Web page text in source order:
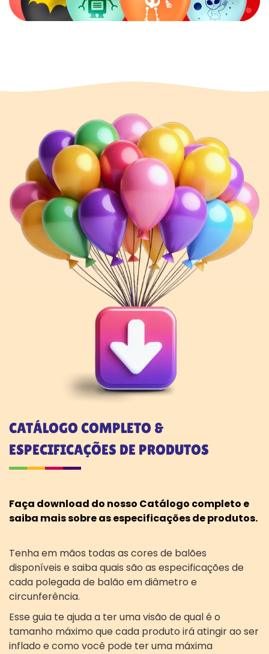
CATÁLOGO COMPLETO &
ESPECIFICAÇÕES DE PRODUTOS
Faça download do nosso Catálogo completo e
saiba mais sobre as especificações de produtos.
Tenha em mãos todas as cores de balões
disponíveis e saiba quais são as especificações de
cada polegada de balão em diâmetro e
circunferência.
Esse guia te ajuda a ter uma visão de qual é o
tamanho máximo que cada produto irá atingir ao ser
inflado e como você pode ter uma máxima